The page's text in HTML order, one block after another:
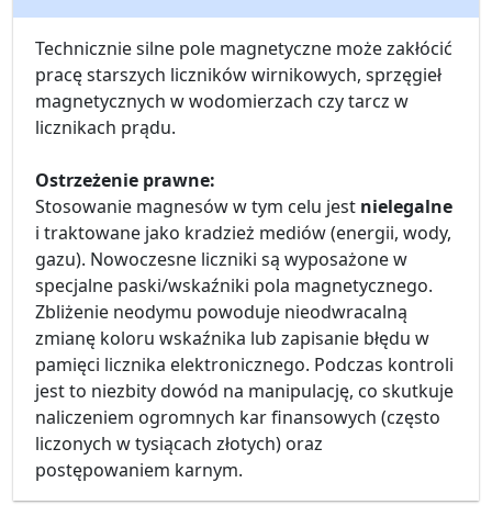
Technicznie silne pole magnetyczne może zakłócić
pracę starszych liczników wirnikowych, sprzęgieł
magnetycznych w wodomierzach czy tarcz w
licznikach prądu.
Ostrzeżenie prawne:
Stosowanie magnesów w tym celu jest nielegalne
i traktowane jako kradzież mediów (energii, wody,
gazu). Nowoczesne liczniki są wyposażone w
specjalne paski/wskaźniki pola magnetycznego.
Zbliżenie neodymu powoduje nieodwracalną
zmianę koloru wskaźnika lub zapisanie błędu w
pamięci licznika elektronicznego. Podczas kontroli
jest to niezbity dowód na manipulację, co skutkuje
naliczeniem ogromnych kar finansowych (często
liczonych w tysiącach złotych) oraz
postępowaniem karnym.